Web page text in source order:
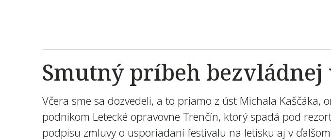
Smutný príbeh bezvládnej
Včera sme sa dozvedeli, a to priamo z úst Michala
podnikom Letecké opravovne Trenčín, ktorý spadá pod
podpisu zmluvy o usporiadaní festivalu na letisku aj v